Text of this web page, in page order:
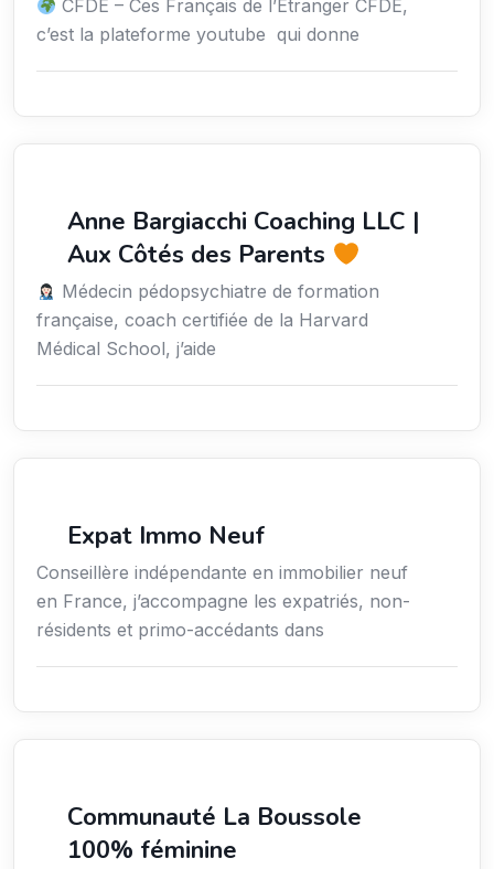
CFDE – Ces Français de l’Étranger CFDE,
c’est la plateforme youtube qui donne
Anne Bargiacchi Coaching LLC |
Aux Côtés des Parents
Médecin pédopsychiatre de formation
française, coach certifiée de la Harvard
Médical School, j’aide
Expat Immo Neuf
Conseillère indépendante en immobilier neuf
en France, j’accompagne les expatriés, non-
résidents et primo-accédants dans
Communauté La Boussole
100% féminine